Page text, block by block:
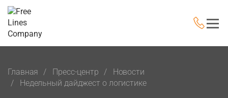
Главная Пресс-центр
Новости
Недельный дайджест о логистике